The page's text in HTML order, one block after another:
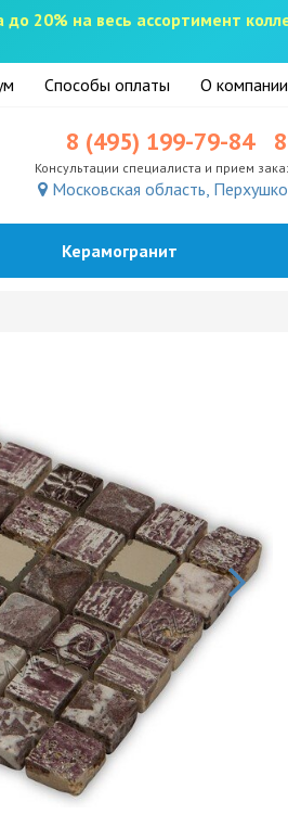
до 20% на весь ассортимент
Способы оплаты О компании
8 (495) 199-79-84
Консультации специалиста и прием
Московская область,
Керамогранит